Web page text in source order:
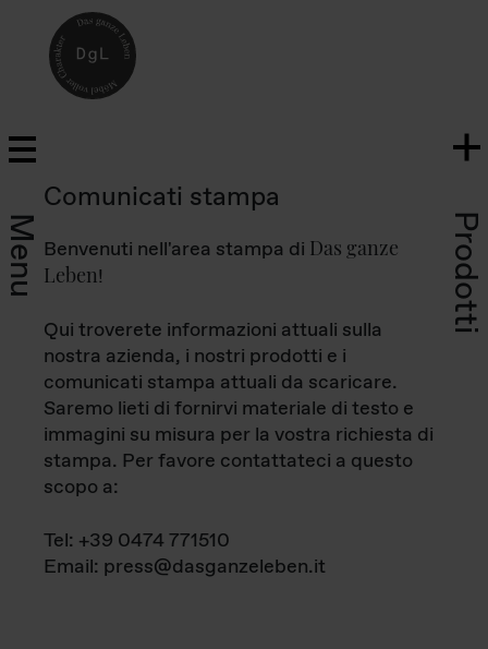
Menu Prodotti
Comunicati stampa
Benvenuti nell'area stampa di Das ganze
Leben!
Qui troverete informazioni attuali sulla
nostra azienda, i nostri prodotti e i
comunicati stampa attuali da scaricare.
Saremo lieti di fornirvi materiale di testo e
immagini su misura per la vostra richiesta di
stampa. Per favore contattateci a questo
scopo a:
Tel: +39 0474 771510
Email: press@dasganzeleben.it